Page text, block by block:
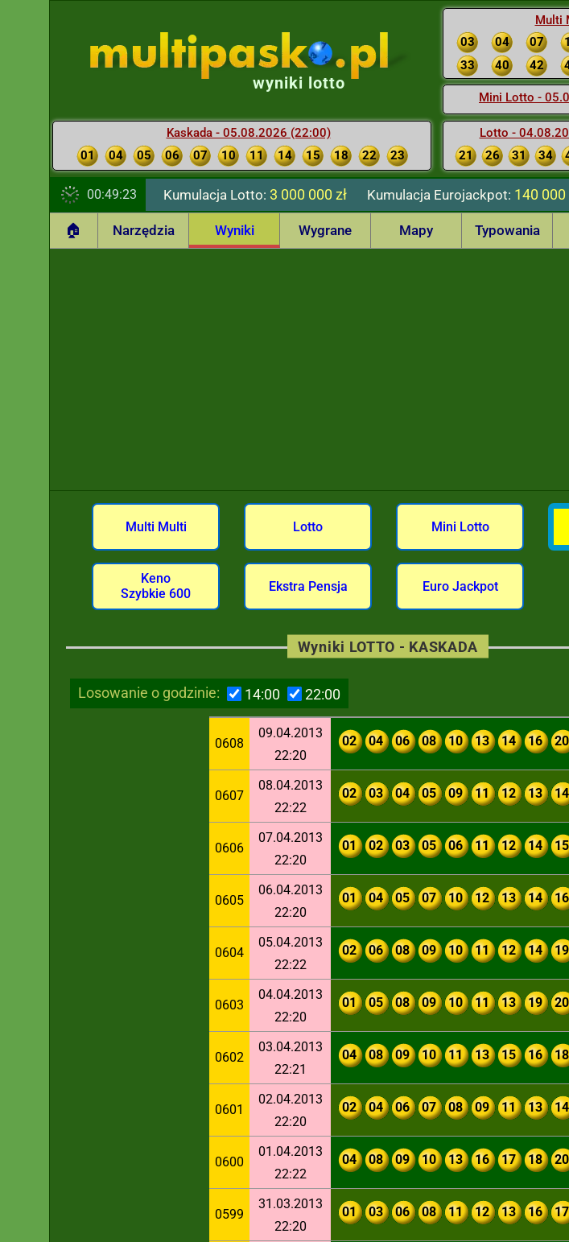
Multi
03
04 07
33
40 42
Mini Lotto -
Lotto -
21
26 31 34
wyniki lotto
Kaskada - 05.08.2026 (22:00)
01
04 05 06 07 10 11 14 15 18 22 23
00:49:24 Kumulacja Lotto: 3 000 000 zł KumulacjaEurojackpot: 140 000
🏠 Narzędzia Wyniki Wygrane Mapy Typowania
Multi Multi Lotto Mini Lotto
Keno
Szybkie 600
Ekstra Pensja Euro Jackpot
Losowanie o godzinie: 14:00 22:00
Wyniki LOTTO - KASKADA
0608
09.04.2013
22:20
02 04 06 08 10 13 14 16 20
0607
08.04.2013
22:22
02 03 04 05 09 11 12 13 14
0606
07.04.2013
22:20
01 02 03 05 06 11 12 14 15
0605
06.04.2013
22:20
01 04 05 07 10 12 13 14 16
0604
05.04.2013
22:22
02 06 08 09 10 11 12 14 19
0603
04.04.2013
22:20
01 05 08 09 10 11 13 19 20
0602
03.04.2013
22:21
04 08 09 10 11 13 15 16 18
0601
02.04.2013
22:20
02 04 06 07 08 09 11 13 14
0600
01.04.2013
22:22
04 08 09 10 13 16 17 18 20
0599
31.03.2013
22:20
01 03 06 08 11 12 13 16 17